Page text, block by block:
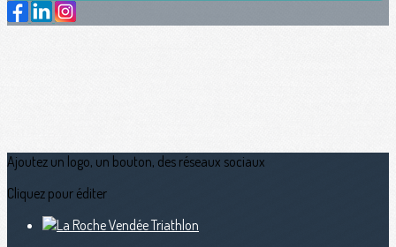
Ajoutez un logo, un bouton, des réseaux sociaux
Cliquez pour éditer